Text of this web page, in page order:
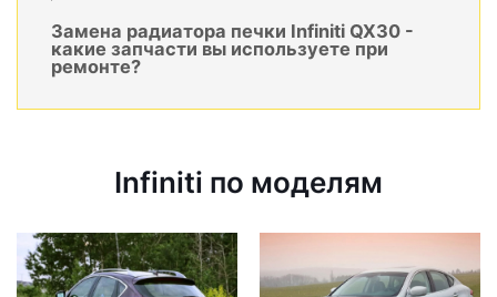
Замена радиатора печки Infiniti QX30 -
какие запчасти вы используете при
ремонте?
Infiniti по моделям